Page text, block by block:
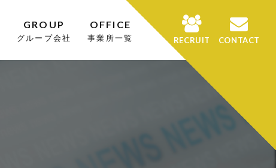
GROUP
グループ会社
OFFICE
事業所一覧 RECRUIT CONTACT